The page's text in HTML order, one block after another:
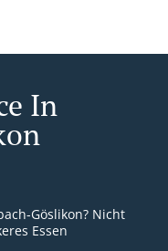
In
Göslikon? Nicht
Essen